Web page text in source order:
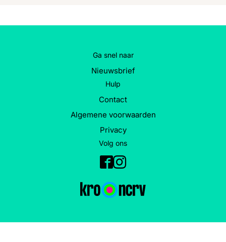
Ga snel naar
Nieuwsbrief
Hulp
Contact
Algemene voorwaarden
Privacy
Volg ons
Facebook
Instagram